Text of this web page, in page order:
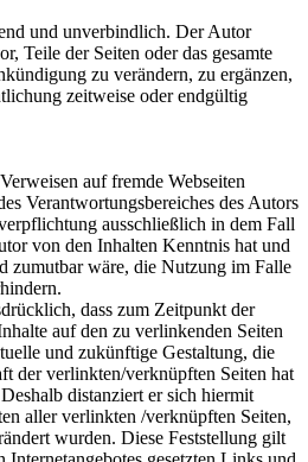
und unverbindlich. Der Autor
Teile der Seiten oder das gesamte
zu verändern, zu ergänzen,
zeitweise oder endgültig
auf fremde Webseiten
Verantwortungsbereiches des Autors
ausschließlich in dem Fall
von den Inhalten Kenntnis hat und
zumutbar wäre, die Nutzung im Falle
dass zum Zeitpunkt der
auf den zu verlinkenden Seiten
und zukünftige Gestaltung, die
der verlinkten/verknüpften Seiten hat
distanziert er sich hiermit
aller verlinkten /verknüpften Seiten,
wurden. Diese Feststellung gilt